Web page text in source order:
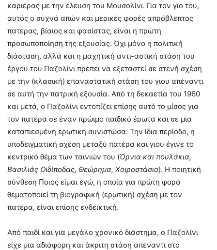
καριέρας με την έλευση του Μουσολίνι. Για τον γιο του,
αυτός ο συχνά απών και μερικές φορές απρόβλεπτος
πατέρας, βίαιος και φασίστας, είναι η πρώτη
προσωποποίηση της εξουσίας. Όχι μόνο η πολιτική
διάσταση, αλλά και η μαχητική αντι-αστική στάση του
έργου του Παζολίνι πρέπει να εξεταστεί σε στενή σχέση
με την (κλασική) επαναστατική στάση του γιου απέναντι
σε αυτή την πατρική εξουσία. Από τη δεκαετία του 1960
και μετά, ο Παζολίνι εντοπίζει επίσης αυτό το μίσος για
τον πατέρα σε έναν πρώιμο παιδικό έρωτα και σε μια
καταπιεσμένη ερωτική συνιστώσα. Την ίδια περίοδο, η
υποδειγματική σχέση μεταξύ πατέρα και γιου έγινε το
κεντρικό θέμα των ταινιών του (Όρνια και πουλάκια,
Βασιλιάς Οιδίποδας, Θεώρημα, Χοιροστάσιο). Η ποιητική
σύνθεση Ποιος είμαι εγώ, η οποία για πρώτη φορά
θεματοποιεί τη βιογραφική (ερωτική) σχέση με τον
πατέρα, είναι επίσης ενδεικτική.
Από παιδί και για μεγάλο χρονικό διάστημα, ο Παζολίνι
είχε μια αδιάφορη και άκριτη στάση απέναντι στο